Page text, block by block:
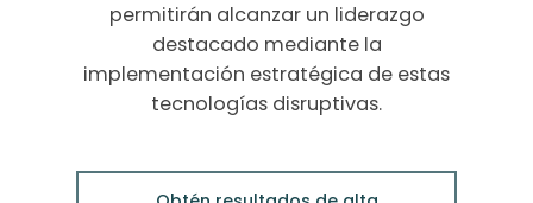
permitirán alcanzar un liderazgo
destacado mediante la
implementación estratégica de estas
tecnologías disruptivas.